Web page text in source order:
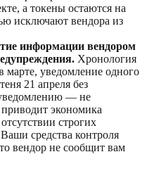
а токены остаются на
исключают вендора из
информации вендором
Хронология
уведомление одного
21 апреля без
— не
экономика
строгих
средства контроля
вендор не сообщит вам